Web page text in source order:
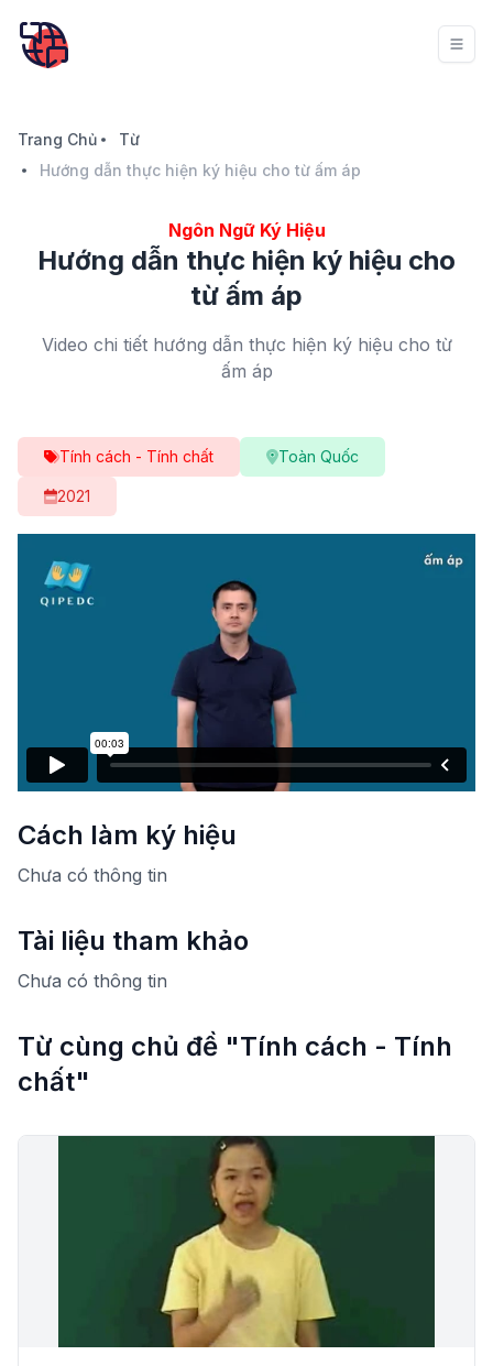
Trang Chủ
Từ
Hướng dẫn thực hiện ký hiệu cho từ ấm áp
Ngôn Ngữ Ký Hiệu
Hướng dẫn thực hiện ký hiệu cho
từ ấm áp
Video chi tiết hướng dẫn thực hiện ký hiệu cho từ
ấm áp
Tính cách - Tính chất Toàn Quốc
2021
Cách làm ký hiệu
Chưa có thông tin
Tài liệu tham khảo
Chưa có thông tin
Từ cùng chủ đề "Tính cách - Tính
chất"